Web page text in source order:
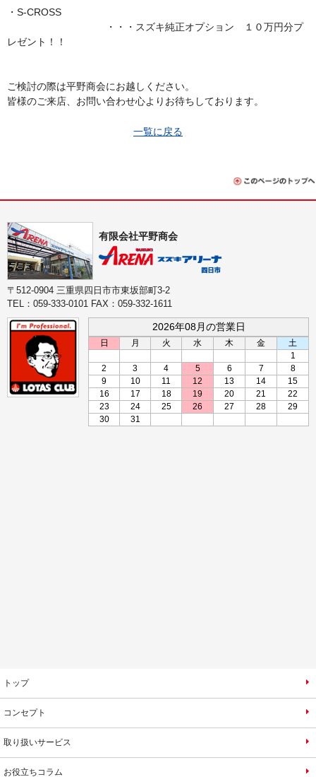
・S-CROSS
・・・スズキ純正オプション １０万円分プ
レゼント！！
ご検討の際は平野商会にお越しください。
皆様のご来店、お問い合わせ心よりお待ちしております。
一覧に戻る
有限会社平野商会
〒512-0904 三重県四日市市東坂部町3-2
TEL：059-333-0101 FAX：059-332-1611
2026年08月の営業日
日 月 火 水 木 金
土
1
2
3 4 5 6 7
8
9
10 11 12 13 14
15
16
17 18 19 20 21
22
23
24 25 26 27 28
29
30
31
トップ
コンセプト
取り扱いサービス
お役立ちコラム